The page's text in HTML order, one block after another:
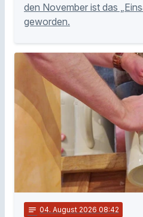
den November ist das
geworden.
notes 04. August 2026 08:42